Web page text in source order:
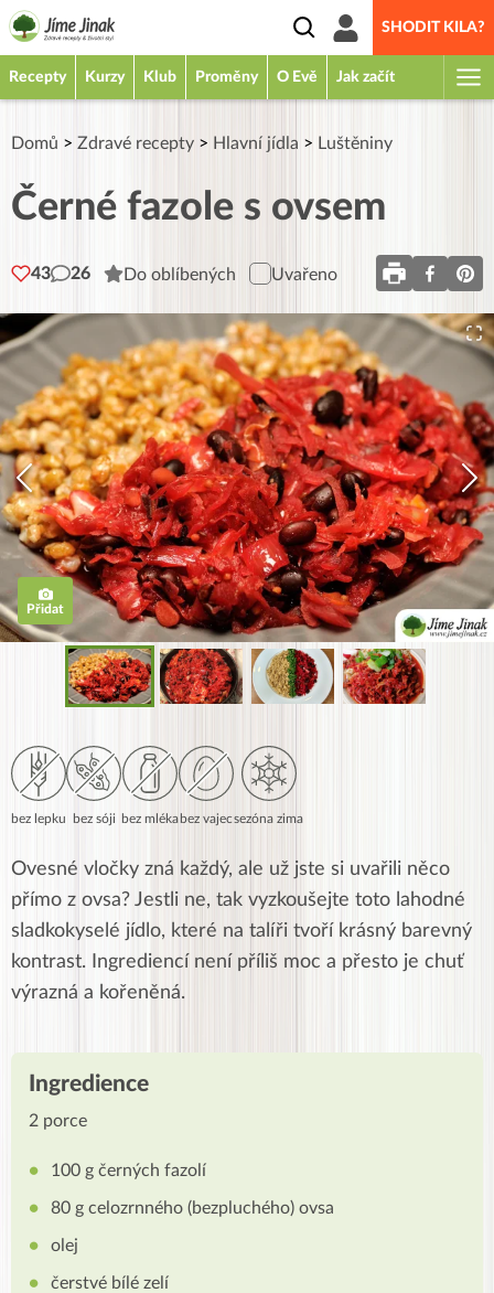
SHODIT KILA?
Recepty Kurzy Klub Proměny O Evě Jak začít
Domů > Zdravé recepty > Hlavní jídla > Luštěniny
Černé fazole s ovsem
43 26 Do oblíbených Uvařeno
Přidat
bez lepku bez sóji bez mlékabez vajecsezóna zima
Ovesné vločky zná každý, ale už jste si uvařili něco
přímo z ovsa? Jestli ne, tak vyzkoušejte toto lahodné
sladkokyselé jídlo, které na talíři tvoří krásný barevný
kontrast. Ingrediencí není příliš moc a přesto je chuť
výrazná a kořeněná.
Ingredience
2 porce
100 g černých fazolí
80 g celozrnného (bezpluchého) ovsa
olej
čerstvé bílé zelí